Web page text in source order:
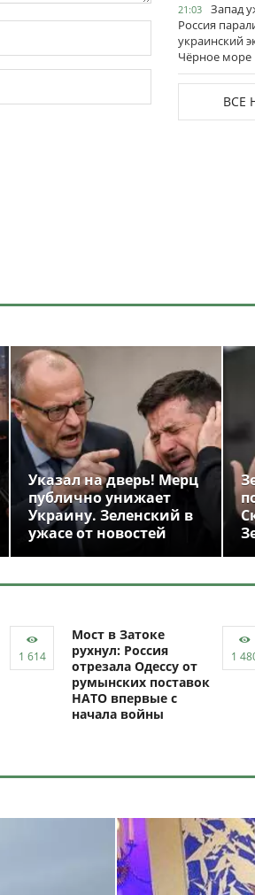
21:03
Запад
Россия
украинский
Чёрное море
ВСЕ
Указал на дверь! Мерц
публично унижает
Украину. Зеленский в
ужасе от новостей
Мост в Затоке
рухнул: Россия
отрезала Одессу от
румынских поставок
НАТО впервые с
начала войны